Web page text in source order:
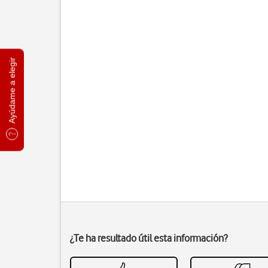
Ayúdame a elegir
¿Te ha resultado útil esta información?